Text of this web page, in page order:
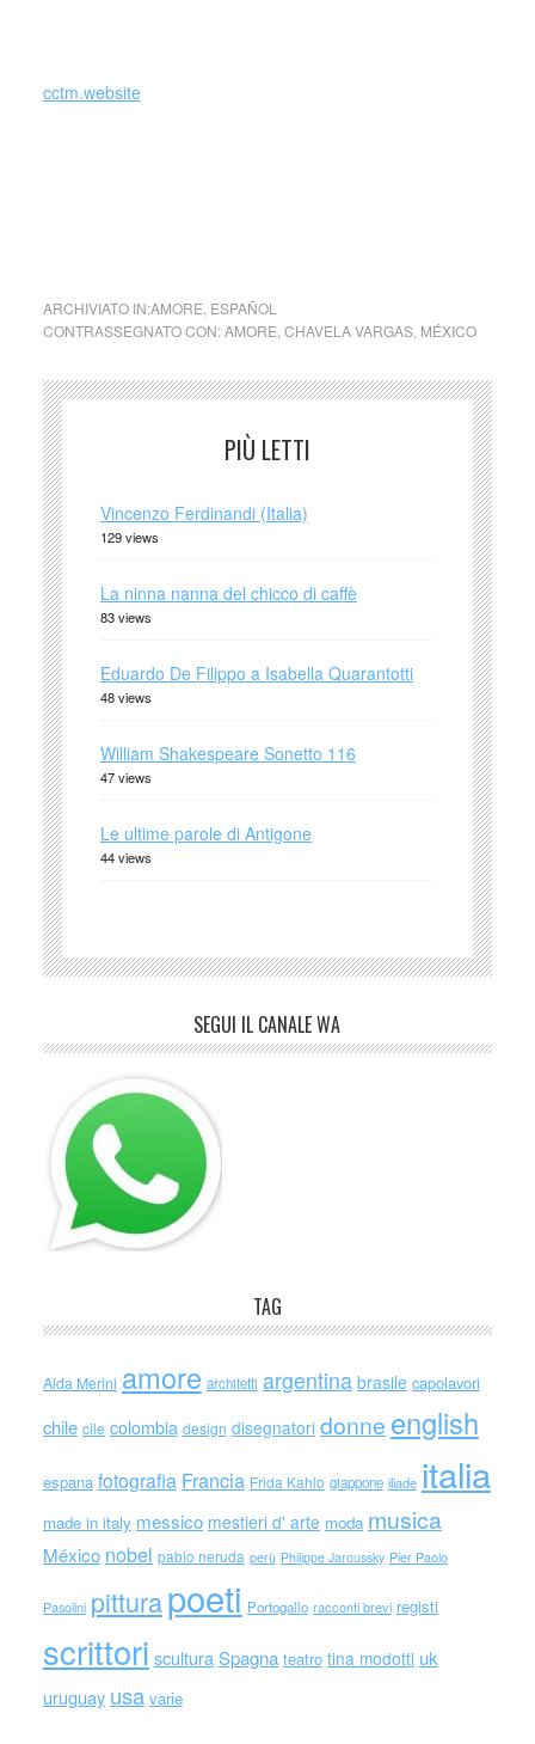
cctm.website
ARCHIVIATO IN:AMORE ESPAÑOL
CONTRASSEGNATO CON:AMORE CHAVELA VARGAS, MÉXICO
PIÙ LETTI
Vincenzo Ferdinandi (Italia)
129 views
La ninna nanna del chicco di caffè
83 views
Eduardo De Filippo a Isabella Quarantotti
48 views
William Shakespeare Sonetto 116
47 views
Le ultime parole di Antigone
44 views
SEGUI IL CANALE WA
TAG
Alda Merini amore architetti argentina brasile capolavori
chile cile colombia design disegnatori donne english
espana fotografia Francia Frida Kahlo giappone iliade italia
made in italy messico mestieri d' arte moda musica
México nobel pablo neruda perù Philippe Jaroussky Pier Paolo
Pasolini pitturapoeti Portogallo racconti brevi registi
scrittori scultura Spagna teatro tina modotti uk
uruguay usa varie